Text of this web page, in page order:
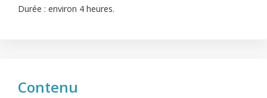
Durée : environ 4 heures.
Contenu